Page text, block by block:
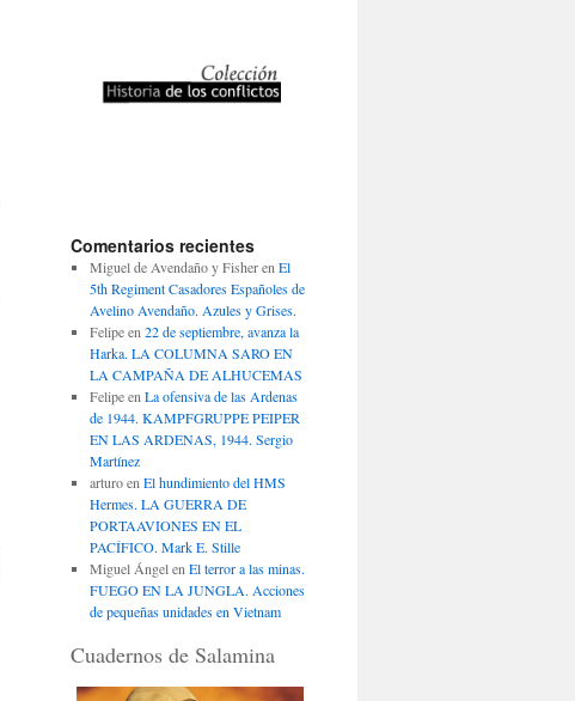
Comentarios recientes
Miguel de Avendaño y Fisheren El
5th Regiment Casadores Españoles de
Avelino Avendaño. Azules y Grises.
Felipeen 22 de septiembre, avanza la
Harka. LA COLUMNA SARO EN
LA CAMPAÑA DE ALHUCEMAS
Felipeen La ofensiva de las Ardenas
de 1944. KAMPFGRUPPE PEIPER
EN LAS ARDENAS, 1944. Sergio
Martínez
arturoen El hundimiento del HMS
Hermes. LA GUERRA DE
PORTAAVIONES EN EL
PACÍFICO. Mark E. Stille
Miguel Ángelen El terror a las minas.
FUEGO EN LA JUNGLA. Acciones
de pequeñas unidades en Vietnam
Cuadernos de Salamina